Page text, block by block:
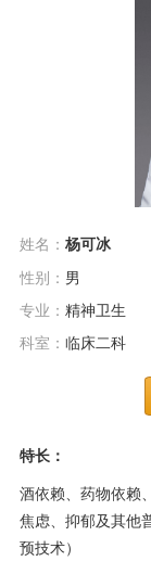
姓名： 杨可冰
性别： 男
专业： 精神卫生
科室： 临床二科
特长：
酒依赖、药物依赖
焦虑、抑郁及其他
预技术）